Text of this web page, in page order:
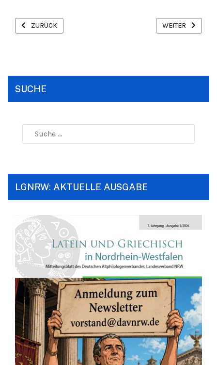
VORHERIGER BEITRAG: MAIL: MITGLIED WERDEN
ZURÜCK NÄCHSTER
WEITER
SUCHE
LGNRW: AKTUELLE AUSGABE